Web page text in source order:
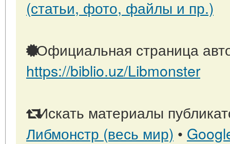
(статьи, фото, файлы и пр.)
Официальная страница
https://biblio.uz/Libmonster
Искать материалы
Либмонстр (весь мир) •